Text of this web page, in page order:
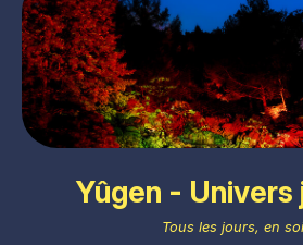
Yûgen - Univers
Tous les jours, en